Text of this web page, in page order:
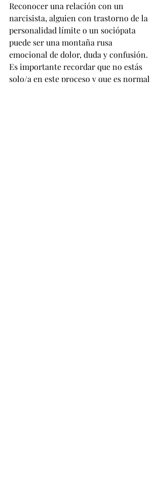
Reconocer una relación con un
narcisista, alguien con trastorno de la
personalidad límite o un sociópata
puede ser una montaña rusa
emocional de dolor, duda y confusión.
Es importante recordar que no estás
solo/a en este proceso y que es normal